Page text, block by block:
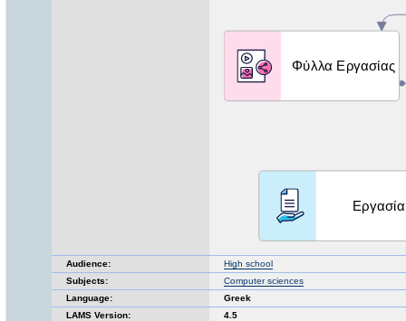
Audience:
High school
Subjects:
Computer sciences
Language:
Greek
LAMS Version:
4.5